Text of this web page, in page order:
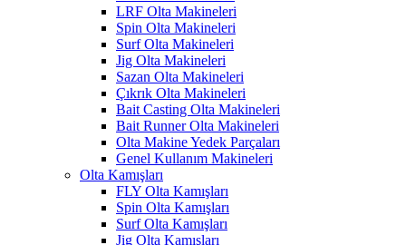
LRF Olta Makineleri
Spin Olta Makineleri
Surf Olta Makineleri
Jig Olta Makineleri
Sazan Olta Makineleri
Çıkrık Olta Makineleri
Bait Casting Olta Makineleri
Bait Runner Olta Makineleri
Olta Makine Yedek Parçaları
Genel Kullanım Makineleri
Olta Kamışları
FLY Olta Kamışları
Spin Olta Kamışları
Surf Olta Kamışları
Jig Olta Kamışları